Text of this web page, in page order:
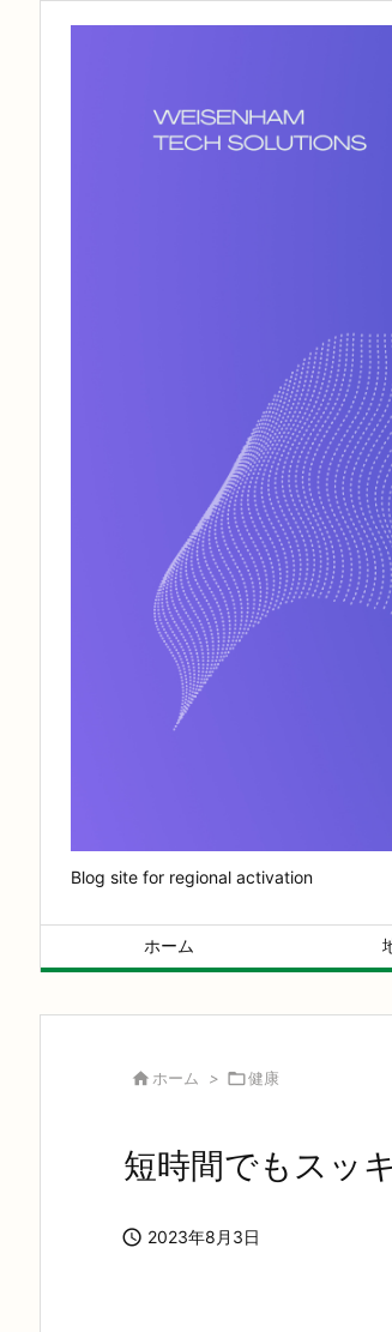
Blog site for regional activation
ホーム
ホーム > 健康
短時間でもスッ
 2023年8月3日